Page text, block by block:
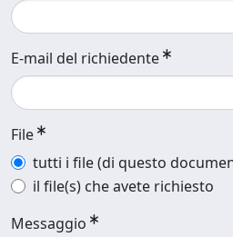
E-mail del richiedente
File
tutti i file (di questo
il file(s) che avete richiesto
Messaggio